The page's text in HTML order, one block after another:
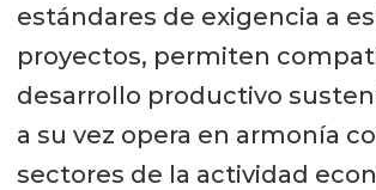
estándares de exigencia a
proyectos, permiten
desarrollo productivo
a su vez opera en armonía
sectores de la actividad